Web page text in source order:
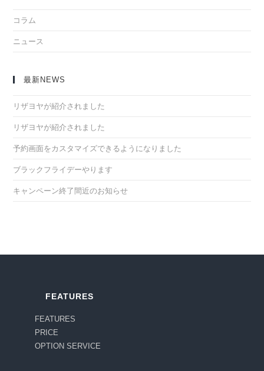
コラム
ニュース
最新NEWS
リザヨヤが紹介されました
リザヨヤが紹介されました
予約画面をカスタマイズできるようになりました
ブラックフライデーやります
キャンペーン終了間近のお知らせ
FEATURES
FEATURES
PRICE
OPTION SERVICE